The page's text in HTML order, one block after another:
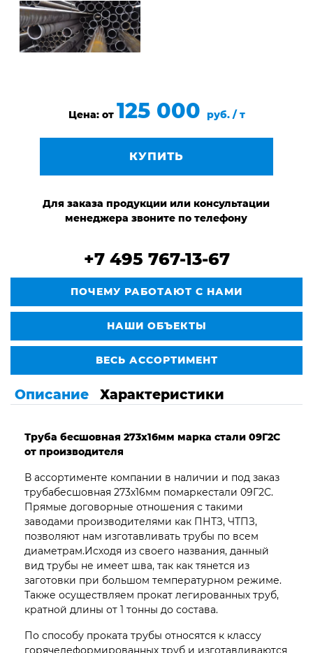
Цена: от 125 000 руб. / т
КУПИТЬ
Для заказа продукции или консультации
менеджера звоните по телефону
+7 495 767-13-67
ПОЧЕМУ РАБОТАЮТ С НАМИ
НАШИ ОБЪЕКТЫ
ВЕСЬ АССОРТИМЕНТ
Описание Характеристики
Труба бесшовная 273х16мм марка стали 09Г2С
от производителя
В ассортименте компании в наличии и под заказ
трубабесшовная 273х16мм помаркестали 09Г2С.
Прямые договорные отношения с такими
заводами производителями как ПНТЗ, ЧТПЗ,
позволяют нам изготавливать трубы по всем
диаметрам.Исходя из своего названия, данный
вид трубы не имеет шва, так как тянется из
заготовки при большом температурном режиме.
Также осуществляем прокат легированных труб,
кратной длины от 1 тонны до состава.
По способу проката трубы относятся к классу
горячедеформированных труб и изготавливаются